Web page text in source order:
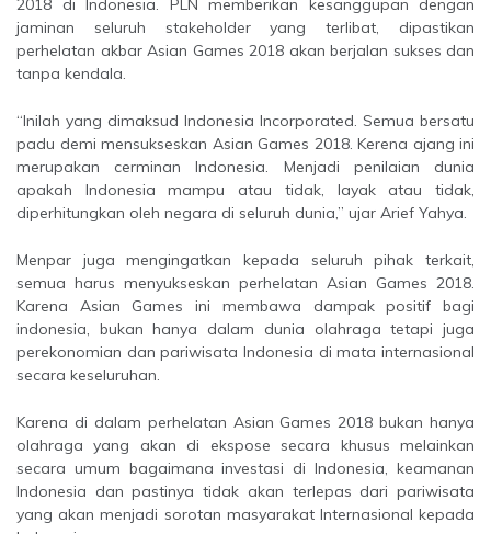
2018 di Indonesia. PLN memberikan kesanggupan dengan
jaminan seluruh stakeholder yang terlibat, dipastikan
perhelatan akbar Asian Games 2018 akan berjalan sukses dan
tanpa kendala.
“Inilah yang dimaksud Indonesia Incorporated. Semua bersatu
padu demi mensukseskan Asian Games 2018. Kerena ajang ini
merupakan cerminan Indonesia. Menjadi penilaian dunia
apakah Indonesia mampu atau tidak, layak atau tidak,
diperhitungkan oleh negara di seluruh dunia,” ujar Arief Yahya.
Menpar juga mengingatkan kepada seluruh pihak terkait,
semua harus menyukseskan perhelatan Asian Games 2018.
Karena Asian Games ini membawa dampak positif bagi
indonesia, bukan hanya dalam dunia olahraga tetapi juga
perekonomian dan pariwisata Indonesia di mata internasional
secara keseluruhan.
Karena di dalam perhelatan Asian Games 2018 bukan hanya
olahraga yang akan di ekspose secara khusus melainkan
secara umum bagaimana investasi di Indonesia, keamanan
Indonesia dan pastinya tidak akan terlepas dari pariwisata
yang akan menjadi sorotan masyarakat Internasional kepada